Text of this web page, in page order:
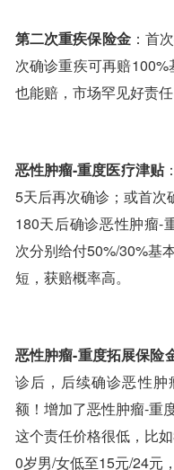
第二次重疾保险金：首
次确诊重疾可再赔
也能赔，市场罕见好责任
恶性肿瘤-重度医疗津贴
5天后再次确诊；或首次
180天后确诊恶性肿瘤-
次分别给付50%/30%基
短，获赔概率高。
恶性肿瘤-重度拓展保险
诊后，后续确诊恶性
额！增加了恶性肿瘤-重
这个责任价格很低，比
0岁男/女低至15元/24元，